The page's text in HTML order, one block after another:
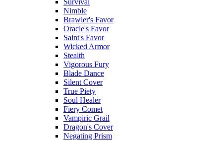
Survival
Nimble
Brawler's Favor
Oracle's Favor
Saint's Favor
Wicked Armor
Stealth
Vigorous Fury
Blade Dance
Silent Cover
True Piety
Soul Healer
Fiery Comet
Vampiric Grail
Dragon's Cover
Negating Prism